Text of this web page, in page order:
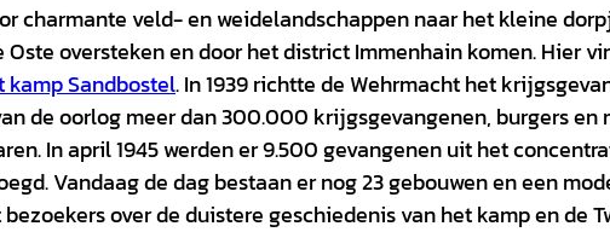
charmante veld- en weidelandschappen naar het kleine
Oste oversteken en door het district Immenhain komen. Hier
Sandbostel. In 1939 richtte de Wehrmacht het
de oorlog meer dan 300.000 krijgsgevangenen, burgers
In april 1945 werden er 9.500 gevangenen uit het
Vandaag de dag bestaan er nog 23 gebouwen en een
over de duistere geschiedenis van het kamp en de